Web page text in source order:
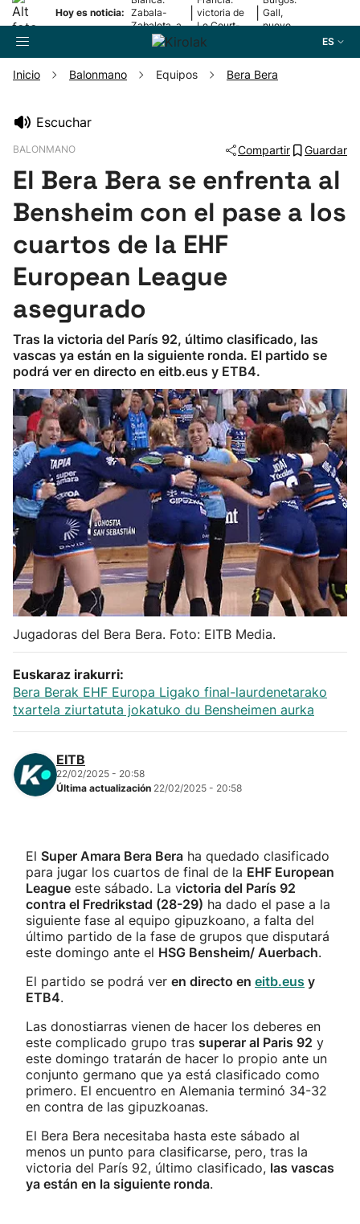
Hoy es noticia: Zabala-
Zabaleta, a
la final
victoria de
Le Court-
Pienaar
Gall,
nuevo
ES
Pelota
Remo
Baloncesto
Ciclismo
Herri-kirolak
Balonmano
Kirolak 360
Atletismo
Carreras de montaña
Más deportes
"Helmuga"
Inicio Balonmano Equipos Bera Bera
Escuchar
BALONMANO Compartir Guardar
El Bera Bera se enfrenta al
Bensheim con el pase a los
cuartos de la EHF
European League
asegurado
Tras la victoria del París 92, último clasificado, las
vascas ya están en la siguiente ronda. El partido se
podrá ver en directo en eitb.eus y ETB4.
Jugadoras del Bera Bera. Foto: EITB Media.
Euskaraz irakurri:
Bera Berak EHF Europa Ligako final-laurdenetarako
txartela ziurtatuta jokatuko du Bensheimen aurka
EITB
22/02/2025 - 20:58
Última actualización 22/02/2025 - 20:58
El Super Amara Bera Bera ha quedado clasificado
para jugar los cuartos de final de la EHF European
League este sábado. La victoria del París 92
contra el Fredrikstad (28-29) ha dado el pase a la
siguiente fase al equipo gipuzkoano, a falta del
último partido de la fase de grupos que disputará
este domingo ante el HSG Bensheim/ Auerbach.
El partido se podrá ver en directo en eitb.eus y
ETB4.
Las donostiarras vienen de hacer los deberes en
este complicado grupo tras superar al Paris 92 y
este domingo tratarán de hacer lo propio ante un
conjunto germano que ya está clasificado como
primero. El encuentro en Alemania terminó 34-32
en contra de las gipuzkoanas.
El Bera Bera necesitaba hasta este sábado al
menos un punto para clasificarse, pero, tras la
victoria del París 92, último clasificado, las vascas
ya están en la siguiente ronda.